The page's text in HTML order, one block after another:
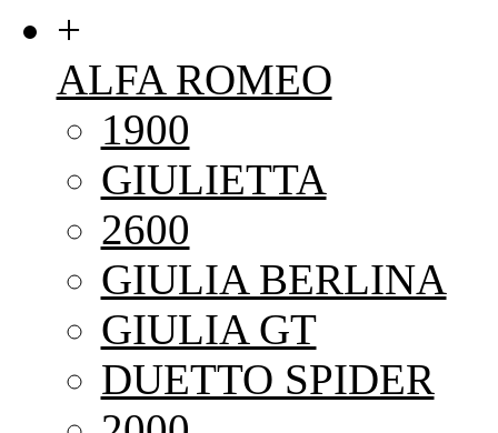
+
ALFA ROMEO
1900
GIULIETTA
2600
GIULIA BERLINA
GIULIA GT
DUETTO SPIDER